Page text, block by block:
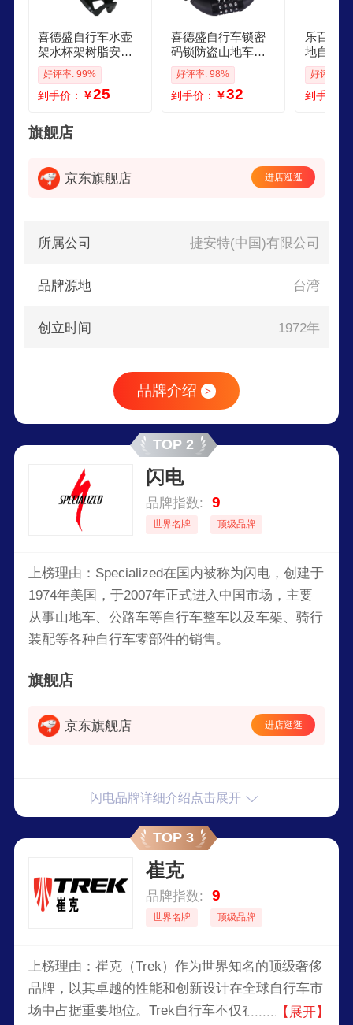
验，更能增强骑行者的信心与乐趣。拥有捷安特自
行车，您将体验到无与伦比的骑行快感
喜德盛自行车水壶
架水杯架树脂安装
简单黑客逐日ad配
件适用崔克捷安特
灰色配不锈钢螺丝
好评率: 99%
到手价： ￥25
喜德盛自行车锁密
码锁防盗山地车锁4
位数黑客电动公路
车适用崔克捷安特
黑色密码锁B款
好评率: 98%
到手价： ￥32
乐百客
地自行
车刹车
片橡胶
通用配件
好评率:
到手价：
旗舰店
京东旗舰店 进店逛逛
所属公司 捷安特(中国)有限公司
品牌源地 台湾
创立时间 1972年
品牌介绍 >
TOP 2
闪电
品牌指数: 9
世界名牌 顶级品牌
上榜理由：Specialized在国内被称为闪电，创建于
1974年美国，于2007年正式进入中国市场，主要
从事山地车、公路车等自行车整车以及车架、骑行
装配等各种自行车零部件的销售。
旗舰店
京东旗舰店 进店逛逛
闪电品牌详细介绍点击展开
TOP 3
崔克
品牌指数: 9
世界名牌 顶级品牌
上榜理由：崔克（Trek）作为世界知名的顶级奢侈
品牌，以其卓越的性能和创新设计在全球自行车市
场中占据重要地位。Trek自行车不仅在专业赛事中
【展开】